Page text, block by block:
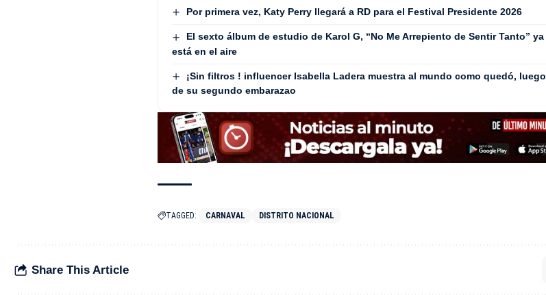
Por primera vez, Katy Perry llegará a RD para el Festival Presidente 2026
El sexto álbum de estudio de Karol G, “No Me Arrepiento de Sentir Tanto” ya
está en el aire
¡Sin filtros ! influencer Isabella Ladera muestra al mundo como quedó, luego
de su segundo embarazao
TAGGED: CARNAVAL DISTRITO NACIONAL
Share This Article